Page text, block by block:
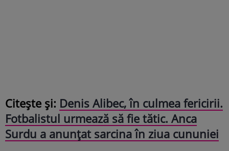
Citește și: Denis Alibec, în culmea fericirii.
Fotbalistul urmează să fie tătic. Anca
Surdu a anunțat sarcina în ziua cununiei